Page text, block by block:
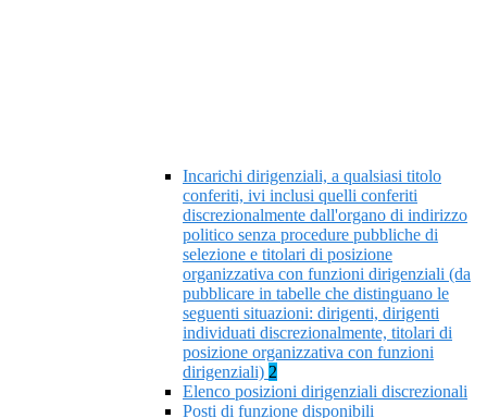
Incarichi dirigenziali, a qualsiasi titolo
conferiti, ivi inclusi quelli conferiti
discrezionalmente dall'organo di indirizzo
politico senza procedure pubbliche di
selezione e titolari di posizione
organizzativa con funzioni dirigenziali (da
pubblicare in tabelle che distinguano le
seguenti situazioni: dirigenti, dirigenti
individuati discrezionalmente, titolari di
posizione organizzativa con funzioni
dirigenziali) 2
Elenco posizioni dirigenziali discrezionali
Posti di funzione disponibili